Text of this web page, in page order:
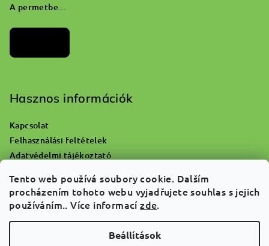
Tento web používá soubory cookie. Dalším
procházením tohoto webu vyjadřujete souhlas s jejich
používáním.. Více informacízde.
Beállítások
A permetbe...
Hasznos információk
Kapcsolat
Felhasználási feltételek
Adatvédelmi tájékoztató
Reklamáció és áruvisszaküldés
Rólunk